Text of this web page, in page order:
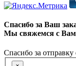
Спасибо за Ваш
Мы свяжемся с
Спасибо за